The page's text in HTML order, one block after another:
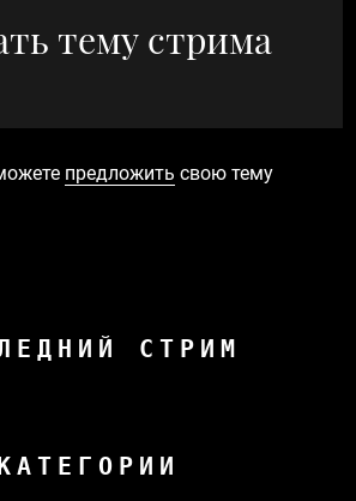
тему стрима
предложить свою тему
СТРИМ
КАТЕГОРИИ